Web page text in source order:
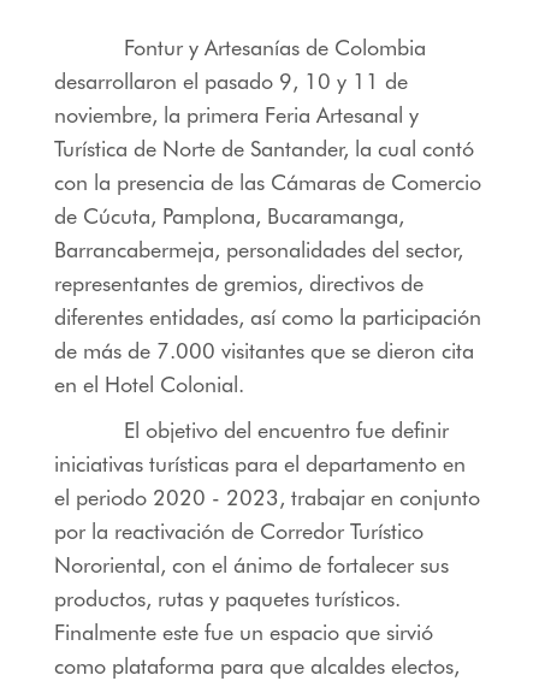
Fontur y Artesanías de Colombia
desarrollaron el pasado 9, 10 y 11 de
noviembre, la primera Feria Artesanal y
Turística de Norte de Santander, la cual contó
con la presencia de las Cámaras de Comercio
de Cúcuta, Pamplona, Bucaramanga,
Barrancabermeja, personalidades del sector,
representantes de gremios, directivos de
diferentes entidades, así como la participación
de más de 7.000 visitantes que se dieron cita
en el Hotel Colonial.
El objetivo del encuentro fue definir
iniciativas turísticas para el departamento en
el periodo 2020 - 2023, trabajar en conjunto
por la reactivación de Corredor Turístico
Nororiental, con el ánimo de fortalecer sus
productos, rutas y paquetes turísticos.
Finalmente este fue un espacio que sirvió
como plataforma para que alcaldes electos,